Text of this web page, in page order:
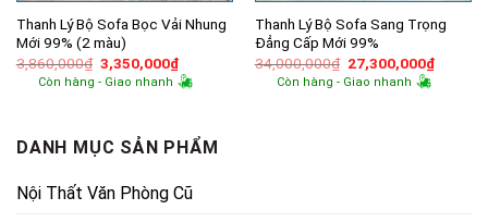
Thanh Lý Bộ Sofa Bọc Vải Nhung
Mới 99% (2 màu)
3,860,000₫ Giá
gốc
là:
3,350,000₫Giá
hiện
tại
Còn hàng - Giao nhanh
Thanh Lý Bộ Sofa Sang Trọng
Đẳng Cấp Mới 99%
34,000,000₫ Giá
gốc
là:
27,300,000₫Giá
hiện
Còn hàng - Giao nhanh
DANH MỤC SẢN PHẨM
Nội Thất Văn Phòng Cũ